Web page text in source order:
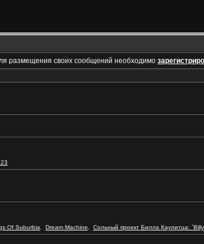
размещения своих сообщений необходимо
Of Suburbia Dream Machine Сольный проект Билла Каулитца: